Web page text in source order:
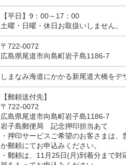
【平日】9：00～17：00
土曜・日曜・休日お取扱いしません。
〒722-0072
広島県尾道市向島町岩子島1186-7
しまなみ海道にかかる新尾道大橋をデ
【郵頼送付先】
〒722-0072
広島県尾道市向島町岩子島1186-7
岩子島郵便局 記念押印担当あて
・押印サービスご希望のお客さまは
か郵頼にてお申込みください。
・郵頼は、11月25日(月)到着分まで